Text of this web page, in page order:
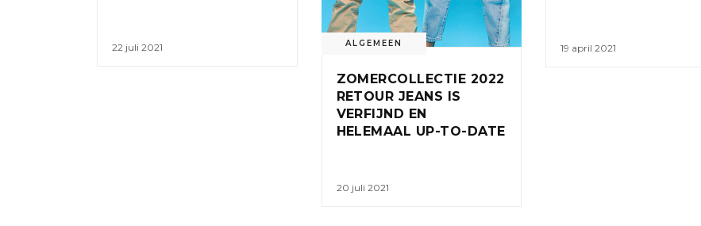
22 juli 2021 ALGEMEEN
ZOMERCOLLECTIE 2022
RETOUR JEANS IS
VERFIJND EN
HELEMAAL UP-TO-DATE
20 juli 2021
19 april 2021